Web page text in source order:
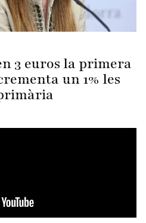
3 euros la primera
un 1% les